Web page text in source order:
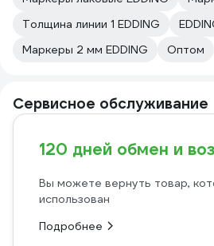
Толщина линии 1 EDDING
Маркеры 2 мм EDDING
Оптом
Сервисное обслуживание
120 дней обмен и
Вы можете вернуть товар,
использован
Подробнее